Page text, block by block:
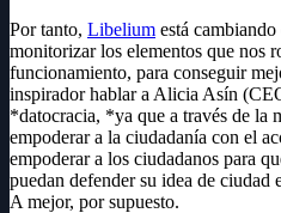
Por tanto, Libelium está
monitorizar los elementos que nos
funcionamiento, para conseguir
inspirador hablar a Alicia Asín
*datocracia, *ya que a través de la
empoderar a la ciudadanía con el
empoderar a los ciudadanos para
puedan defender su idea de ciudad
A mejor, por supuesto.